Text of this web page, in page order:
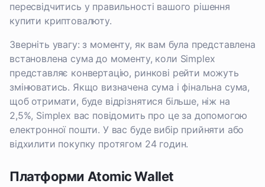
пересвідчитись у правильності вашого рішення
купити криптовалюту.
Зверніть увагу: з моменту, як вам була представлена
встановлена сума до моменту, коли Simplex
представляє конвертацію, ринкові рейти можуть
змінюватись. Якщо визначена сума і фінальна сума,
щоб отримати, буде відрізнятися більше, ніж на
2,5%, Simplex вас повідомить про це за допомогою
електронної пошти. У вас буде вибір прийняти або
відхилити покупку протягом 24 годин.
Платформи Atomic Wallet